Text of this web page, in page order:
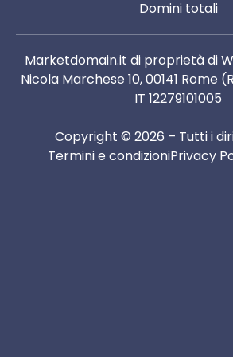
Domini totali
Marketdomain.it di proprietà di
Nicola Marchese 10, 00141 Rome
IT 12279101005
Copyright © 2026 – Tutti i
Termini e condizioniPrivacy